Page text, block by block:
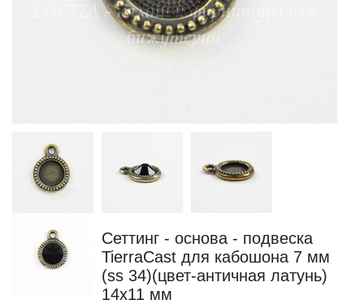
Сеттинг - основа - подвеска
TierraCast для кабошона 7 мм
(ss 34)(цвет-античная латунь)
14х11 мм